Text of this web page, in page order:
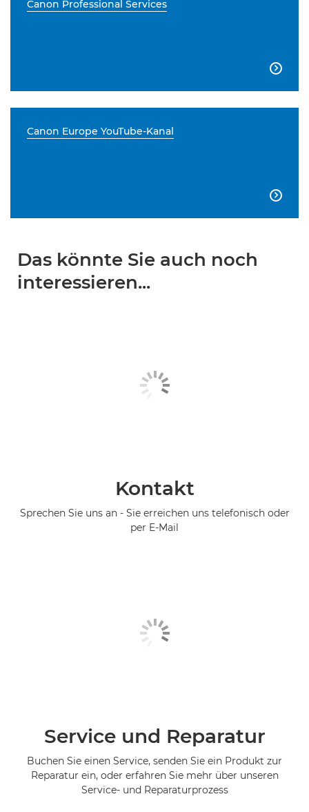
Canon Professional Services

Canon Europe YouTube-Kanal

Das könnte Sie auch noch
interessieren...
Kontakt
Sprechen Sie uns an - Sie erreichen uns telefonisch oder
per E-Mail
Service und Reparatur
Buchen Sie einen Service, senden Sie ein Produkt zur
Reparatur ein, oder erfahren Sie mehr über unseren
Service- und Reparaturprozess